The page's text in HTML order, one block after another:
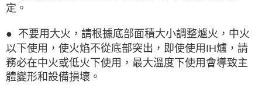
定。
● 不要用大火，請根據底部面積大小調整爐火，中火
以下使用，使火焰不從底部突出，即使使用IH爐，請
務必在中火或低火下使用，最大溫度下使用會導致主
體變形和設備損壞。